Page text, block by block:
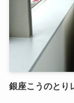
銀座こうのとり